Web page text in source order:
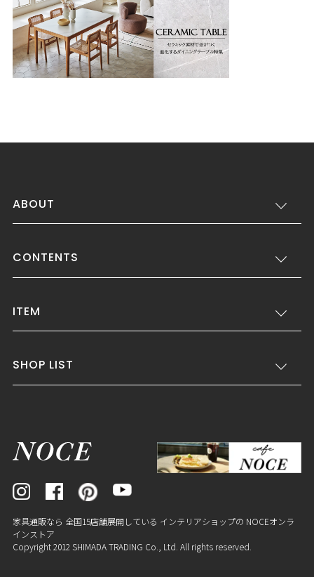
ABOUT
CONTENTS
ITEM
SHOP LIST
家具通販なら 全国15店舗展開している インテリアショップの NOCEオンラ
インストア
Copyright 2012 SHIMADA TRADING Co., Ltd. All rights reserved.